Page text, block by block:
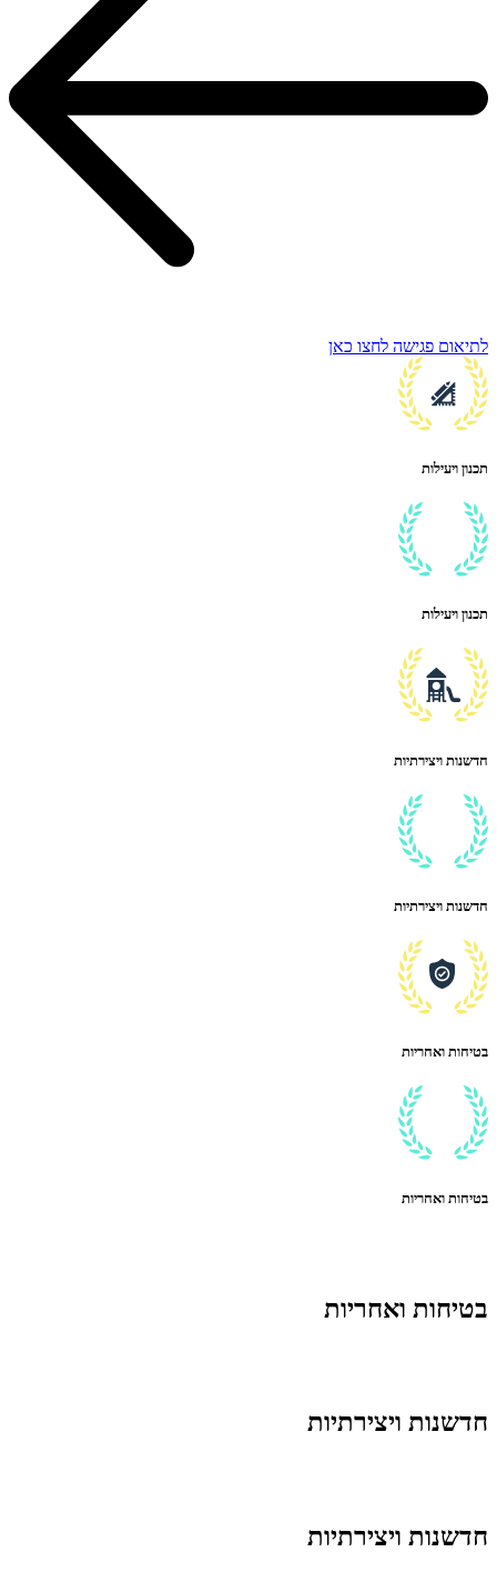
לתיאום פגישה לחצו כאן
תכנון ויעילות
תכנון ויעילות
חדשנות ויצירתיות
חדשנות ויצירתיות
בטיחות ואחריות
בטיחות ואחריות
בטיחות ואחריות
חדשנות ויצירתיות
חדשנות ויצירתיות